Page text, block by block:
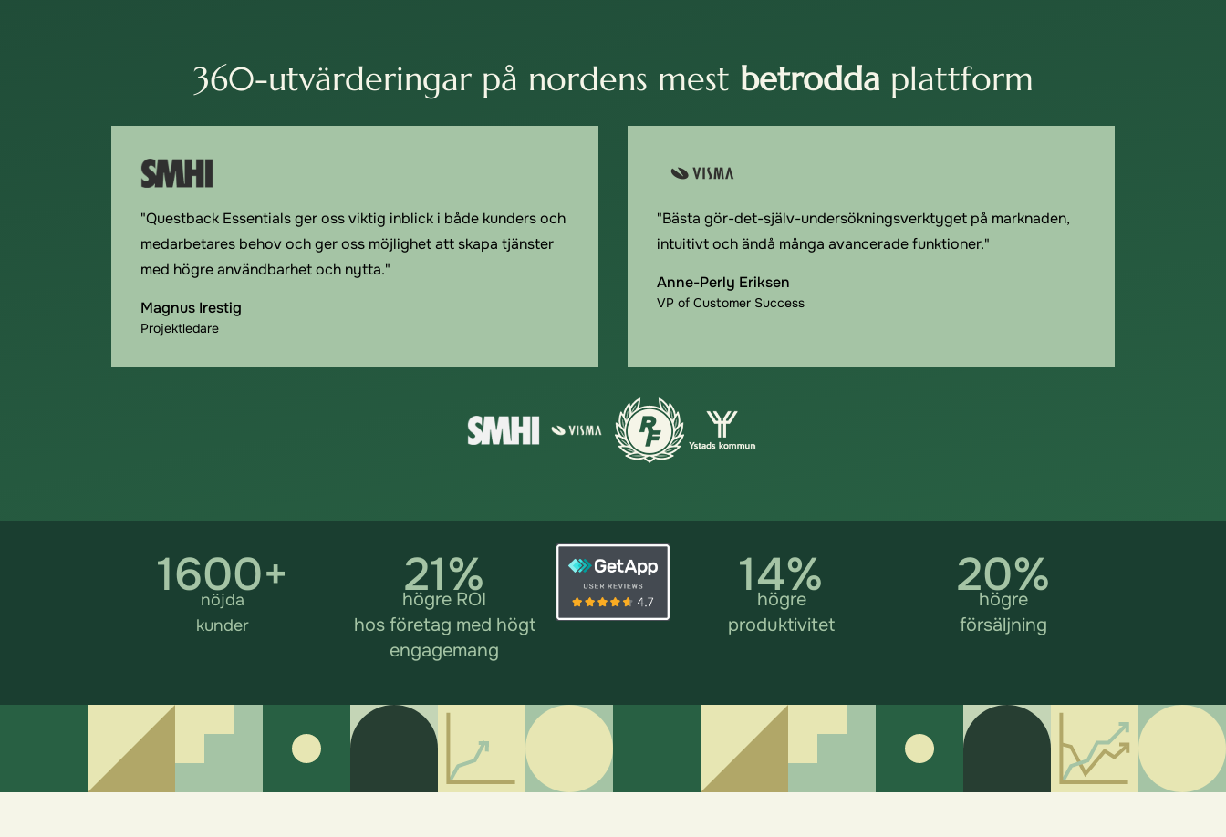
360-utvärderingar på nordens mest betrodda plattform
"Questback Essentials ger oss viktig inblick i både kunders och
medarbetares behov och ger oss möjlighet att skapa tjänster
med högre användbarhet och nytta."
Magnus Irestig
Projektledare
"Bästa gör-det-själv-undersökningsverktyget på marknaden,
intuitivt och ändå många avancerade funktioner."
Anne-Perly Eriksen
VP of Customer Success
1600+
nöjda
kunder
21%
högre ROI
hos företag med högt
engagemang
14%
högre
produktivitet
20%
högre
försäljning